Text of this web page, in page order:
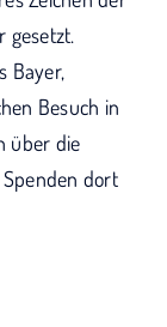
gesetzt.
Bayer,
Besuch in
über die
dort